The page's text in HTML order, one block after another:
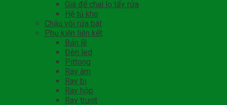
Giá để chai lọ tẩy rửa
Hệ tủ kho
Chậu vòi rửa bát
Phụ kiện liên kết
Bản lề
Đèn led
Pittong
Ray âm
Ray bi
Ray hộp
Ray trượt